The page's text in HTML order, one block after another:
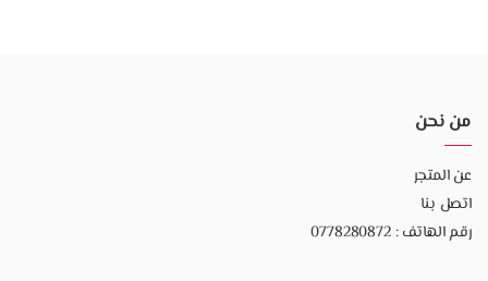
من نحن
عن المتجر
اتصل بنا
رقم الهاتف : 0778280872